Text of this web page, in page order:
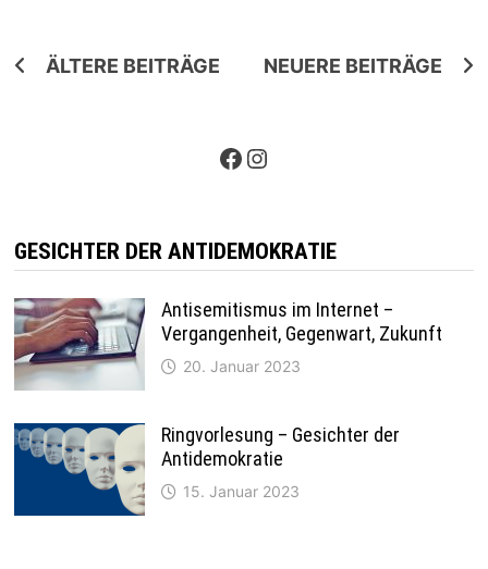
Beitragsnavigation
ÄLTERE BEITRÄGE NEUERE BEITRÄGE
Facebook
Instagram
GESICHTER DER ANTIDEMOKRATIE
Antisemitismus im Internet –
Vergangenheit, Gegenwart, Zukunft
20. Januar 2023
Ringvorlesung – Gesichter der
Antidemokratie
15. Januar 2023